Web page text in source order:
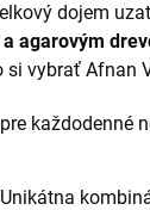
dojem
agarovým
vybrať Afnan
každodenné
Unikátna